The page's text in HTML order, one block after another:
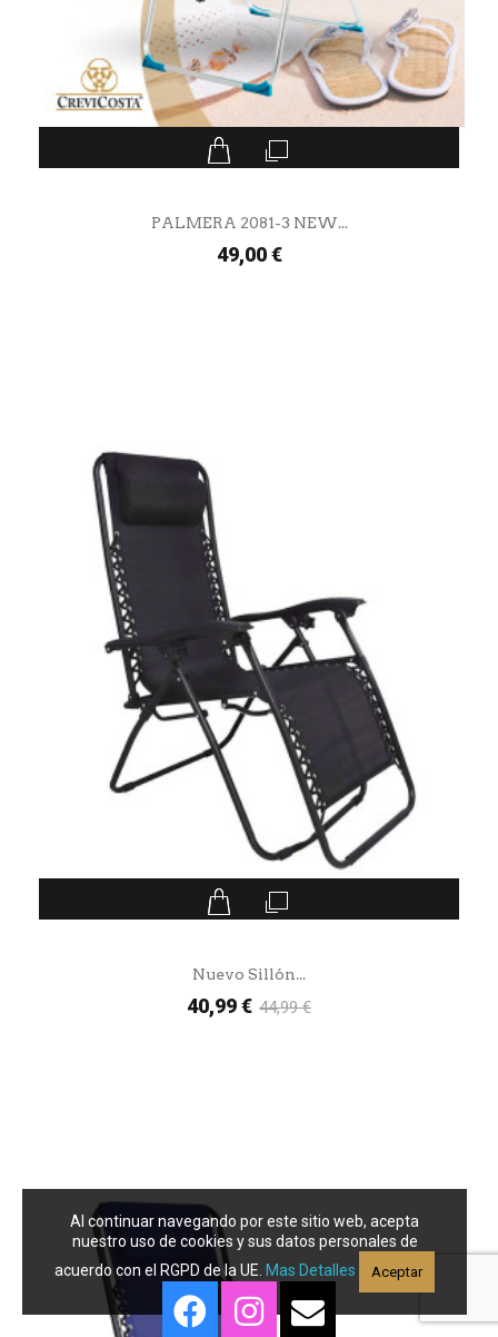
PALMERA 2081-3 NEW...
49,00 €
Nuevo Sillón...
40,99 € 44,99 €
Al continuar navegando por este sitio web, acepta
nuestro uso de cookies y sus datos personales de
acuerdo con el RGPD de la UE. Mas Detalles Aceptar